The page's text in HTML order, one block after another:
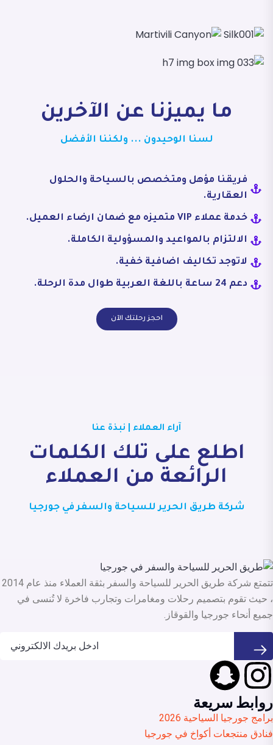
ما يميزنا عن الآخرين
لسنا الوحيدون ... ولكننا الأفضل
فريقنا مؤهل ومتخصص بالسياحة والحلول
العقارية.
خدمة عملاء VIP متميزه مع ضمان ارضاء العميل.
الالتزام بالمواعيد والمسؤولية الكاملة.
لاتوجد تكاليف اضافية خفية.
دعم 24 ساعة باللغة العربية طوال مدة الرحلة.
احجز رحلتك الآن
آراء العملاء | نبذة عنا
اطلع على تلك الكلمات
الرائعة من العملاء
شركة طريق الحرير للسياحة والسفر في جورجيا
تتمتع شركة طريق الحرير للسياحة والسفر بثقة العملاء منذ عام 2014
، حيث تقوم بتصميم رحلات ومغامرات وتجارب فاخرة لا تُنسى في
جميع أنحاء جورجيا والقوقاز.
روابط سريعة
برامج جورجيا السياحية 2026
فنادق منتجعات أكواخ في جورجيا